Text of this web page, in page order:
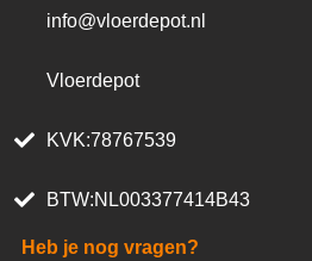
info@vloerdepot.nl
Vloerdepot
KVK:78767539
BTW:NL003377414B43
Heb je nog vragen?